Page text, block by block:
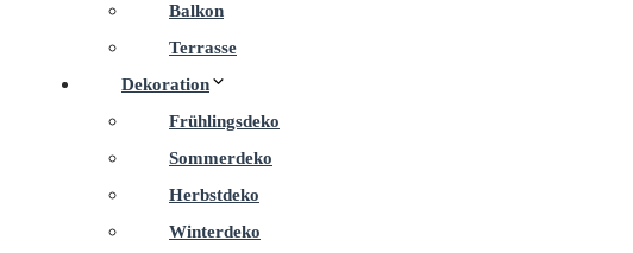
Balkon
Terrasse
Dekoration
Frühlingsdeko
Sommerdeko
Herbstdeko
Winterdeko